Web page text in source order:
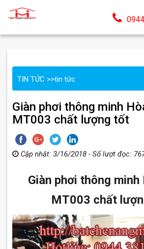
TIN TỨC >>tin tức
Giàn phơi thông minh
MT003 chất lượng tốt
Cập nhật: 3/16/2018 - Số lượt đọc:
Giàn phơi thông minh
MT003 chất